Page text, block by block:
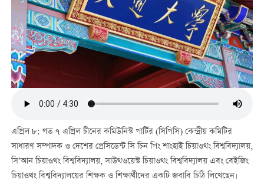
এপ্রিল ৮: গত ৭ এপ্রিল চীনের কমিউনিস্ট পার্টির (সিপিসি) কেন্দ্রীয় কমিটির
সাধারণ সম্পাদক ও দেশের প্রেসিডেন্ট সি চিন পিং শাংহাই চিয়াওথং বিশ্ববিদ্যালয়,
সি’আন চিয়াওথং বিশ্ববিদ্যালয়, সাউথওয়েস্ট চিয়াওথং বিশ্ববিদ্যালয় এবং বেইজিং
চিয়াওথং বিশ্ববিদ্যালয়ের শিক্ষক ও শিক্ষার্থীদের একটি জবাবি চিঠি লিখেছেন।